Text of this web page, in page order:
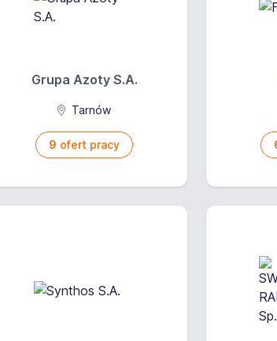
Grupa Azoty S.A.
Tarnów
9 ofert pracy